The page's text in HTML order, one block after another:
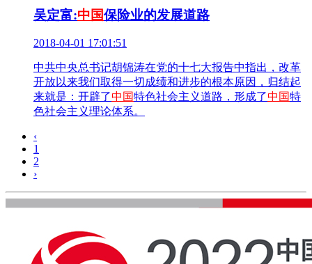
吴定富:中国保险业的发展道路
2018-04-01 17:01:51
中共中央总书记胡锦涛在党的十七大报告中指出，改革
开放以来我们取得一切成绩和进步的根本原因，归结起
来就是：开辟了中国特色社会主义道路，形成了中国特
色社会主义理论体系。
‹
1
2
›